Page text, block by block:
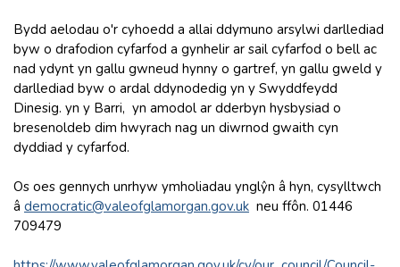
Bydd aelodau o'r cyhoedd a allai ddymuno arsylwi darllediad
byw o drafodion cyfarfod a gynhelir ar sail cyfarfod o bell ac
nad ydynt yn gallu gwneud hynny o gartref, yn gallu gweld y
darllediad byw o ardal ddynodedig yn y Swyddfeydd
Dinesig. yn y Barri, yn amodol ar dderbyn hysbysiad o
bresenoldeb dim hwyrach nag un diwrnod gwaith cyn
dyddiad y cyfarfod.
Os oes gennych unrhyw ymholiadau ynglŷn â hyn, cysylltwch
â democratic@valeofglamorgan.gov.uk neu ffôn. 01446
709479